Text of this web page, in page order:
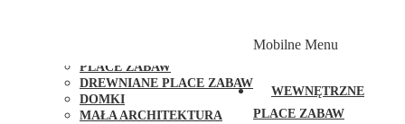
PLACE ZABAW
DREWNIANE PLACE ZABAW
DOMKI
MAŁA ARCHITEKTURA
Mobilne Menu
WEWNĘTRZNE
PLACE ZABAW